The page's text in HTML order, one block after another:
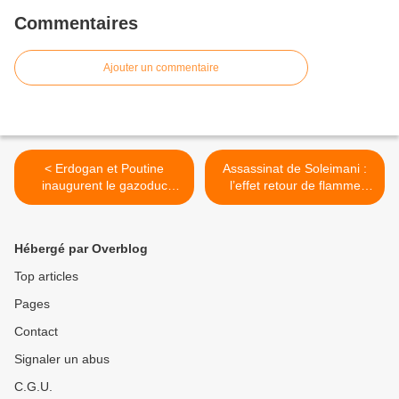
Commentaires
Ajouter un commentaire
< Erdogan et Poutine
inaugurent le gazoduc
alimentant la Turquie et
Assassinat de Soleimani :
l’effet retour de flamme
s’accentue >
Hébergé par Overblog
Top articles
Pages
Contact
Signaler un abus
C.G.U.